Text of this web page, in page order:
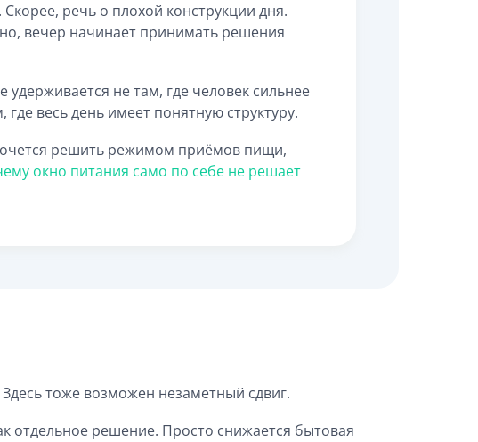
речь о плохой конструкции дня.
вечер начинает принимать решения
не там, где человек сильнее
весь день имеет понятную структуру.
решить режимом приёмов пищи,
окно питания само по себе не решает
тоже возможен незаметный сдвиг.
отдельное решение. Просто снижается бытовая